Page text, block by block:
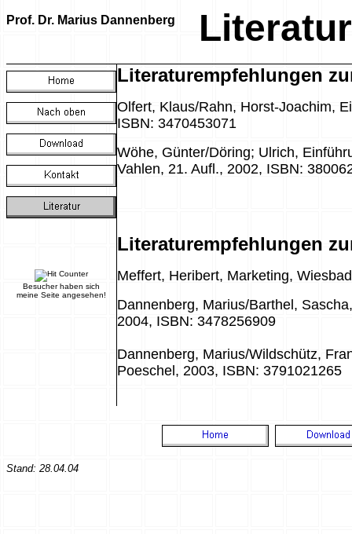
Prof. Dr. Marius Dannenberg Literatur
Besucher haben sich
meine Seite angesehen!
Literaturempfehlungen
Olfert, Klaus/Rahn, Horst-Joachim,
ISBN: 3470453071
Wöhe, Günter/Döring; Ulrich,
Vahlen, 21. Aufl., 2002, ISBN:
Literaturempfehlungen
Meffert, Heribert, Marketing,
Dannenberg, Marius/Barthel,
2004, ISBN: 3478256909
Dannenberg, Marius/Wildschütz,
Poeschel, 2003, ISBN: 3791021265
Stand: 28.04.04